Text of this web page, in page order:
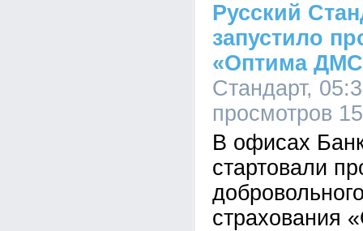
Русский
запустило
«Оптима
Стандарт,
просмотров
В офисах
стартовали
страхования